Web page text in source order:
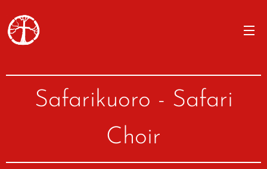
Safarikuoro - Safari
Choir